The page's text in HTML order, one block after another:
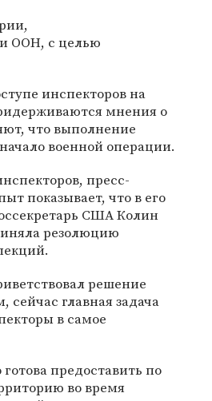
ООН, с целью
инспекторов на
мнения о
что выполнение
военной операции.
пресс-
показывает, что в его
США Колин
резолюцию
решение
сейчас главная задача
в самое
предоставить по
во время